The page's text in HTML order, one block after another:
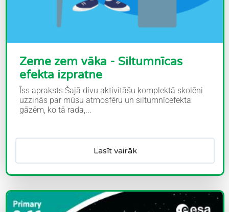
Zeme zem vāka - Siltumnīcas
efekta izpratne
Īss apraksts Šajā divu aktivitāšu komplektā skolēni
uzzinās par mūsu atmosfēru un siltumnīcefekta
gāzēm, ko tā rada,...
Lasīt vairāk